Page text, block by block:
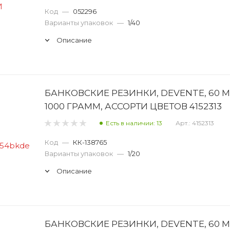
Код — 052296
Варианты упаковок — 1/40
Описание
БАНКОВСКИЕ РЕЗИНКИ, DEVENTE, 60
1000 ГРАММ, АССОРТИ ЦВЕТОВ 4152313
Есть в наличии: 13 Арт.: 4152313
Код — КК-138765
Варианты упаковок — 1/20
Описание
БАНКОВСКИЕ РЕЗИНКИ, DEVENTE, 60